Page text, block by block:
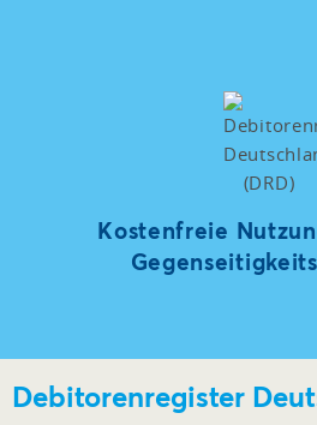
Kostenfreie
Debitorenregister